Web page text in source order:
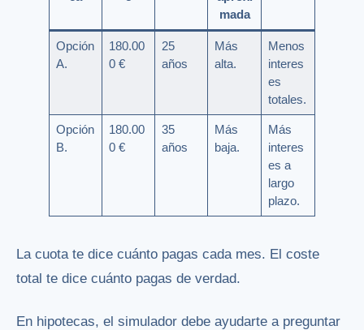
mada
Opción
A.
180.00
0 €
25
años
Más
alta.
Menos
interes
es
totales.
Opción
B.
180.00
0 €
35
años
Más
baja.
Más
interes
es a
largo
plazo.
La cuota te dice cuánto pagas cada mes. El coste
total te dice cuánto pagas de verdad.
En hipotecas, el simulador debe ayudarte a preguntar